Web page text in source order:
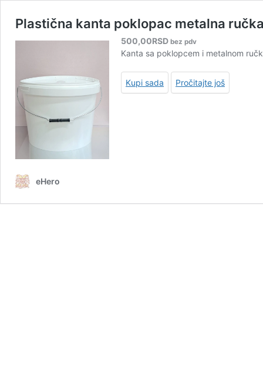
Plastična kanta poklopac metalna
500,00RSD bez pdv
Kanta sa poklopcem i metalnom
Kupi sada Pročitajte još
eHero